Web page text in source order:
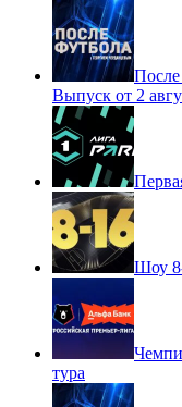
Выпуск от 2
Шоу
тура